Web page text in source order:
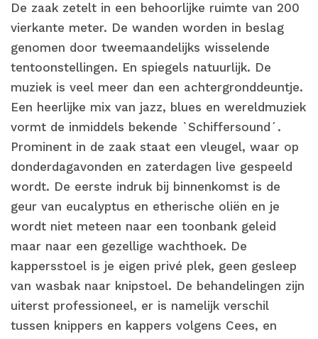
De zaak zetelt in een behoorlijke ruimte van 200
vierkante meter. De wanden worden in beslag
genomen door tweemaandelijks wisselende
tentoonstellingen. En spiegels natuurlijk. De
muziek is veel meer dan een achtergronddeuntje.
Een heerlijke mix van jazz, blues en wereldmuziek
vormt de inmiddels bekende `Schiffersound´.
Prominent in de zaak staat een vleugel, waar op
donderdagavonden en zaterdagen live gespeeld
wordt. De eerste indruk bij binnenkomst is de
geur van eucalyptus en etherische oliën en je
wordt niet meteen naar een toonbank geleid
maar naar een gezellige wachthoek. De
kappersstoel is je eigen privé plek, geen gesleep
van wasbak naar knipstoel. De behandelingen zijn
uiterst professioneel, er is namelijk verschil
tussen knippers en kappers volgens Cees, en